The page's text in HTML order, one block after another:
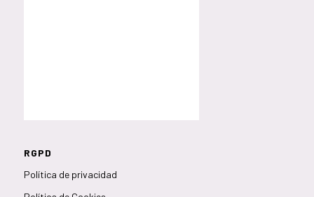
RGPD
Política de privacidad